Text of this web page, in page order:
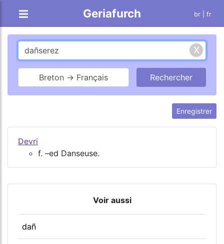
Geriafurch br | fr
Breton → Français
Enregistrer
Devri
f. –ed Danseuse.
Voir aussi
dañ